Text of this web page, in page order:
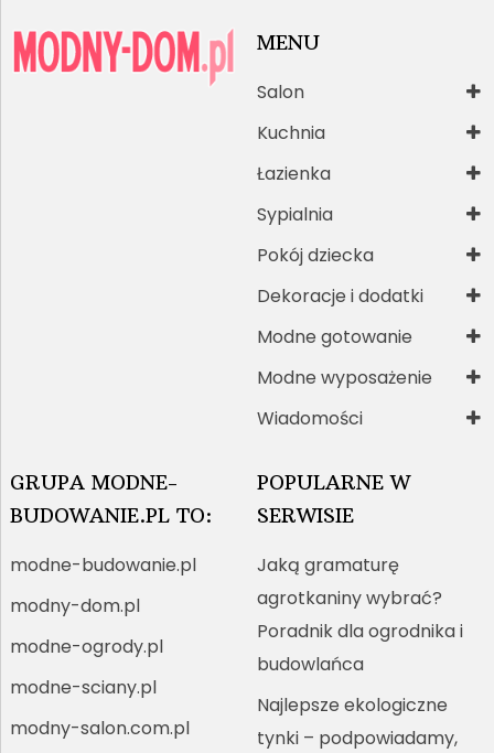
MENU
Salon
Kuchnia
Łazienka
Sypialnia
Pokój dziecka
Dekoracje i dodatki
Modne gotowanie
Modne wyposażenie
Wiadomości
GRUPA MODNE-
BUDOWANIE.PL TO:
modne-budowanie.pl
modny-dom.pl
modne-ogrody.pl
modne-sciany.pl
modny-salon.com.pl
POPULARNE W
SERWISIE
Jaką gramaturę
agrotkaniny wybrać?
Poradnik dla ogrodnika i
budowlańca
Najlepsze ekologiczne
tynki – podpowiadamy,